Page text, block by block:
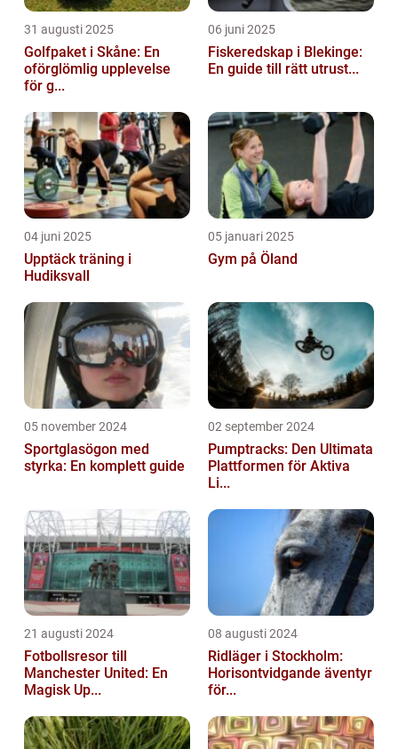
31 augusti 2025
Golfpaket i Skåne: En
oförglömlig upplevelse
för g...
06 juni 2025
Fiskeredskap i Blekinge:
En guide till rätt utrust...
04 juni 2025
Upptäck träning i
Hudiksvall
05 januari 2025
Gym på Öland
05 november 2024
Sportglasögon med
styrka: En komplett guide
02 september 2024
Pumptracks: Den Ultimata
Plattformen för Aktiva
Li...
21 augusti 2024
Fotbollsresor till
Manchester United: En
Magisk Up...
08 augusti 2024
Ridläger i Stockholm:
Horisontvidgande äventyr
för...